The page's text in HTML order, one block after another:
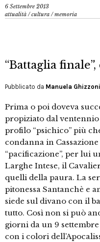
6 Settembre 2013
attualità /cultura /memoria
“Battaglia
Pubblicato da Manuela Ghizzoni
Prima o poi doveva
propiziato dal
profilo “psichico” più
condanna in
“pacificazione”, per lui
Larghe Intese, il
quelli della paura. La
pitonessa Santanchè e
siede sul divano con il
tutto. Così non si può
giorni da un 9
con i colori